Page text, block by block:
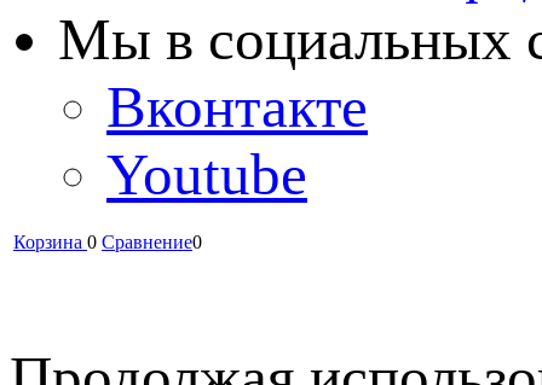
Мы в cоциальных
Вконтакте
Youtube
Корзина 0 Сравнение0